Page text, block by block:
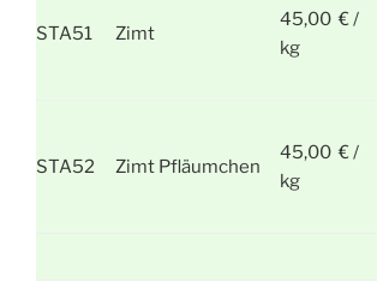
STA51 Zimt
45,00 € /
kg
STA52 Zimt Pfläumchen
45,00 € /
kg